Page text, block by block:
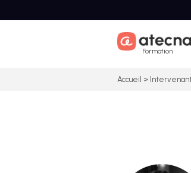
to
Formation
Accueil >